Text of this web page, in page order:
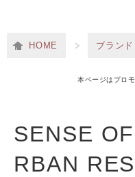
HOME ブランド
本ページはプロ
SENSE
RBAN